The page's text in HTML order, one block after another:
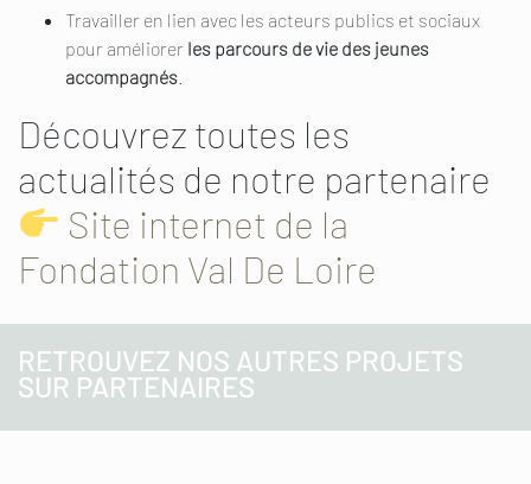
Travailler en lien avec les acteurs publics et sociaux
pour améliorer les parcours de vie des jeunes
accompagnés
Découvrez toutes les
actualités de notre partenaire
Site internet de la
Fondation Val De Loire
RETROUVEZ NOS AUTRES PROJETS
SUR PARTENAIRES